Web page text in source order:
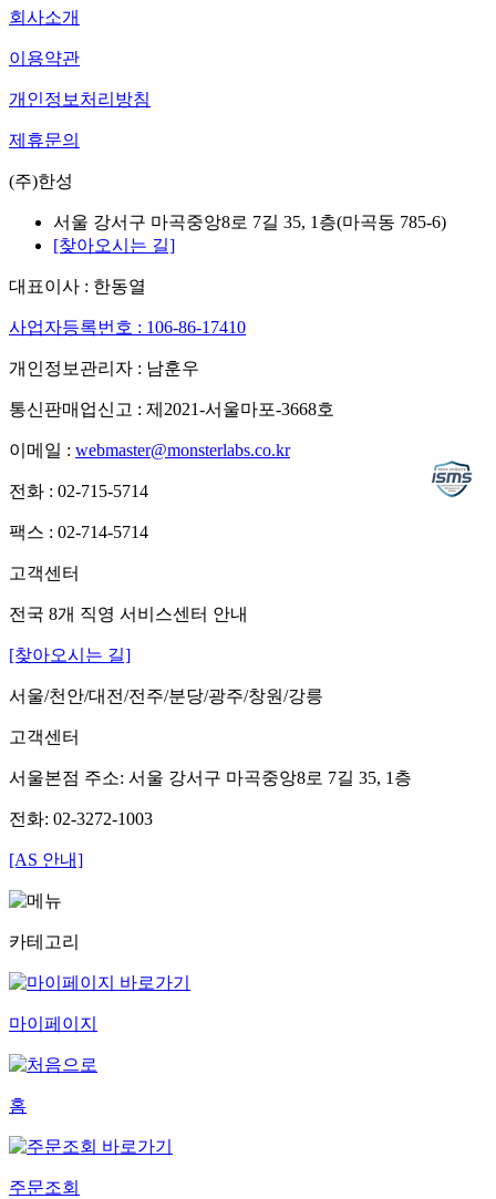
회사소개
이용약관
개인정보처리방침
제휴문의
(주)한성
서울 강서구 마곡중앙8로 7길 35, 1층(마곡동 785-6)
[찾아오시는 길]
대표이사 : 한동열
사업자등록번호 : 106-86-17410
개인정보관리자 : 남훈우
통신판매업신고 : 제2021-서울마포-3668호
이메일 : webmaster@monsterlabs.co.kr
전화 : 02-715-5714
팩스 : 02-714-5714
고객센터
전국 8개 직영 서비스센터 안내
[찾아오시는 길]
서울/천안/대전/전주/분당/광주/창원/강릉
고객센터
서울본점 주소: 서울 강서구 마곡중앙8로 7길 35, 1층
전화: 02-3272-1003
[AS 안내]
카테고리
마이페이지
홈
주문조회